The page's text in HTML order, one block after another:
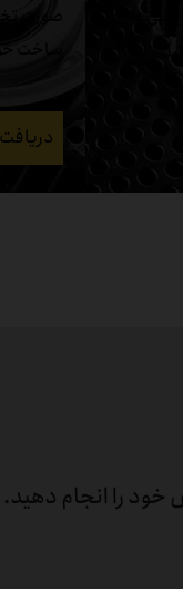
دریافت IATF 16949
خود را انجام دهید.